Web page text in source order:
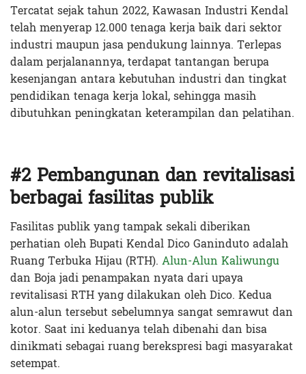
Tercatat sejak tahun 2022, Kawasan Industri Kendal
telah menyerap 12.000 tenaga kerja baik dari sektor
industri maupun jasa pendukung lainnya. Terlepas
dalam perjalanannya, terdapat tantangan berupa
kesenjangan antara kebutuhan industri dan tingkat
pendidikan tenaga kerja lokal, sehingga masih
dibutuhkan peningkatan keterampilan dan pelatihan.
#2 Pembangunan dan revitalisasi
berbagai fasilitas publik
Fasilitas publik yang tampak sekali diberikan
perhatian oleh Bupati Kendal Dico Ganinduto adalah
Ruang Terbuka Hijau (RTH). Alun-Alun Kaliwungu
dan Boja jadi penampakan nyata dari upaya
revitalisasi RTH yang dilakukan oleh Dico. Kedua
alun-alun tersebut sebelumnya sangat semrawut dan
kotor. Saat ini keduanya telah dibenahi dan bisa
dinikmati sebagai ruang berekspresi bagi masyarakat
setempat.